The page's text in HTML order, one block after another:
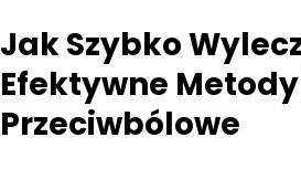
Jak Szybko
Efektywne
Przeciwbólowe